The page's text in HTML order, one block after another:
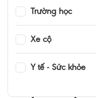
Trường học
Xe cộ
Y tế - Sức khỏe